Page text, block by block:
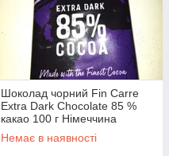
Шоколад чорний Fin Carre
Extra Dark Chocolate 85 %
какао 100 г Німеччина
Немає в наявності